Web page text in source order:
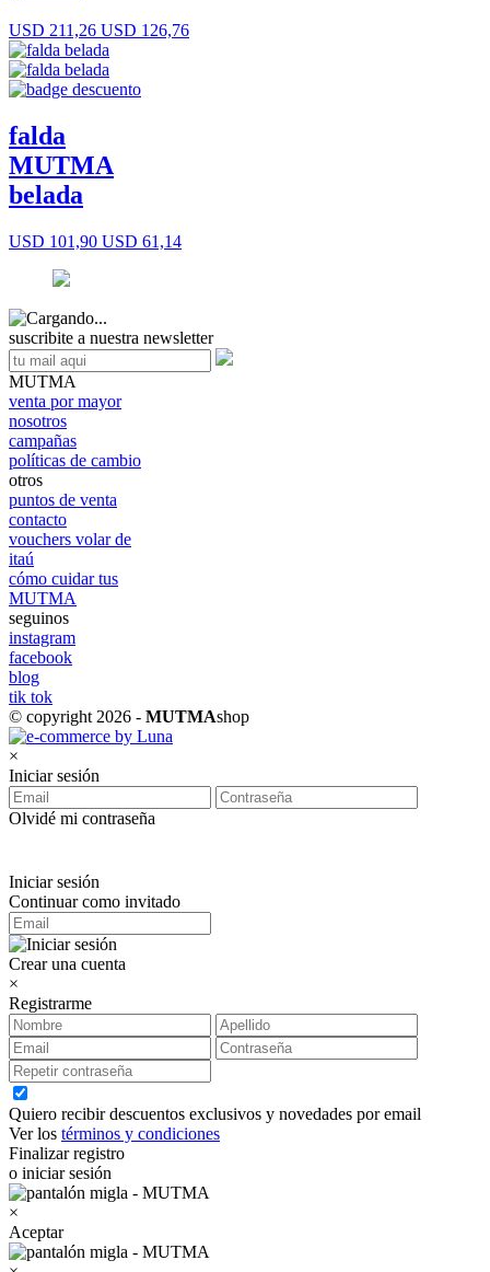
USD 211,26 USD 126,76
falda
MUTMA
belada
USD 101,90 USD 61,14
suscribite a nuestra newsletter
MUTMA
venta por mayor
nosotros
campañas
políticas de cambio
otros
puntos de venta
contacto
vouchers volar de
itaú
cómo cuidar tus
MUTMA
seguinos
instagram
facebook
blog
tik tok
© copyright 2026 - MUTMAshop
×
Iniciar sesión
Olvidé mi contraseña
Iniciar sesión
Continuar como invitado
Crear una cuenta
×
Registrarme
Quiero recibir descuentos exclusivos y novedades por email
Ver los términos y condiciones
Finalizar registro
o iniciar sesión
×
Aceptar